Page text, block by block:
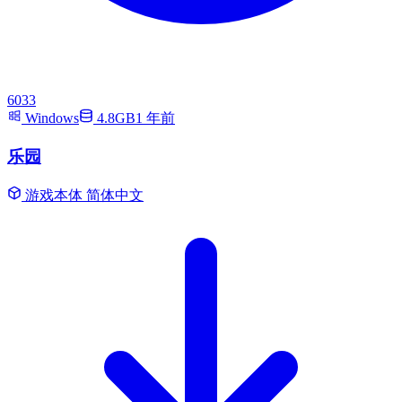
6033
Windows
4.8GB1 年前
乐园
游戏本体 简体中文